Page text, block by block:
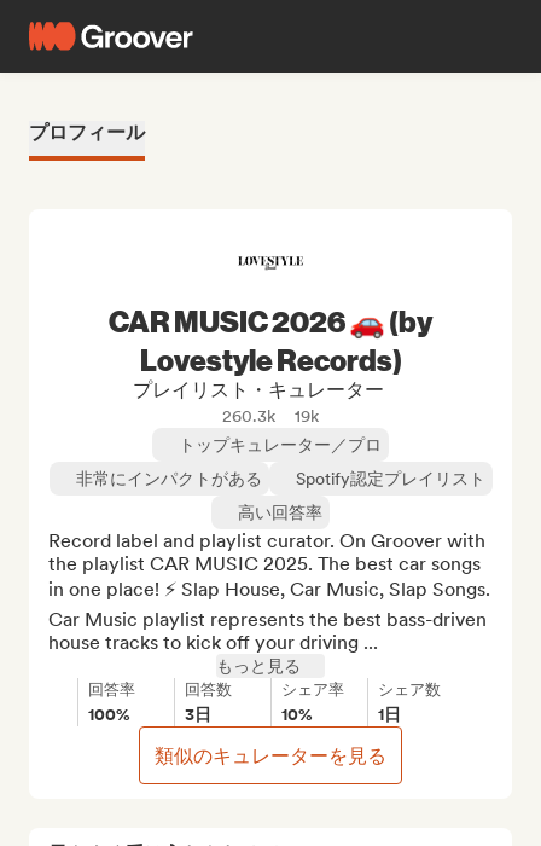
プロフィール
CAR MUSIC 2026 🚗 (by
Lovestyle Records)
プレイリスト・キュレーター
260.3k
19k
トップキュレーター／プロ
非常にインパクトがある
Spotify認定プレイリスト
高い回答率
Record label and playlist curator. On Groover with
the playlist CAR MUSIC 2025. The best car songs
in one place! ⚡️ Slap House, Car Music, Slap Songs.
Car Music playlist represents the best bass-driven
house tracks to kick off your driving ...
もっと見る
回答率
100%
回答数
3日
シェア率
10%
シェア数
1日
類似のキュレーターを見る